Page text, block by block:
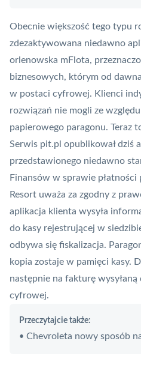
Obecnie większość tego typu
zdezaktywowana niedawno
orlenowska mFlota,
biznesowych, którym od
w postaci cyfrowej. Klienci
rozwiązań nie mogli ze
papierowego paragonu. Teraz
Serwis pit.pl opublikował dziś
przedstawionego niedawno
Finansów w sprawie płatności
Resort uważa za zgodny z
aplikacja klienta wysyła
do kasy rejestrującej w
odbywa się fiskalizacja.
kopia zostaje w pamięci kasy.
następnie na fakturę
cyfrowej.
Przeczytajcie także:
• Chevroleta nowy sposób